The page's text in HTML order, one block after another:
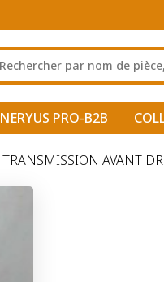
NERYUS PRO-B2B
TRANSMISSION AVANT